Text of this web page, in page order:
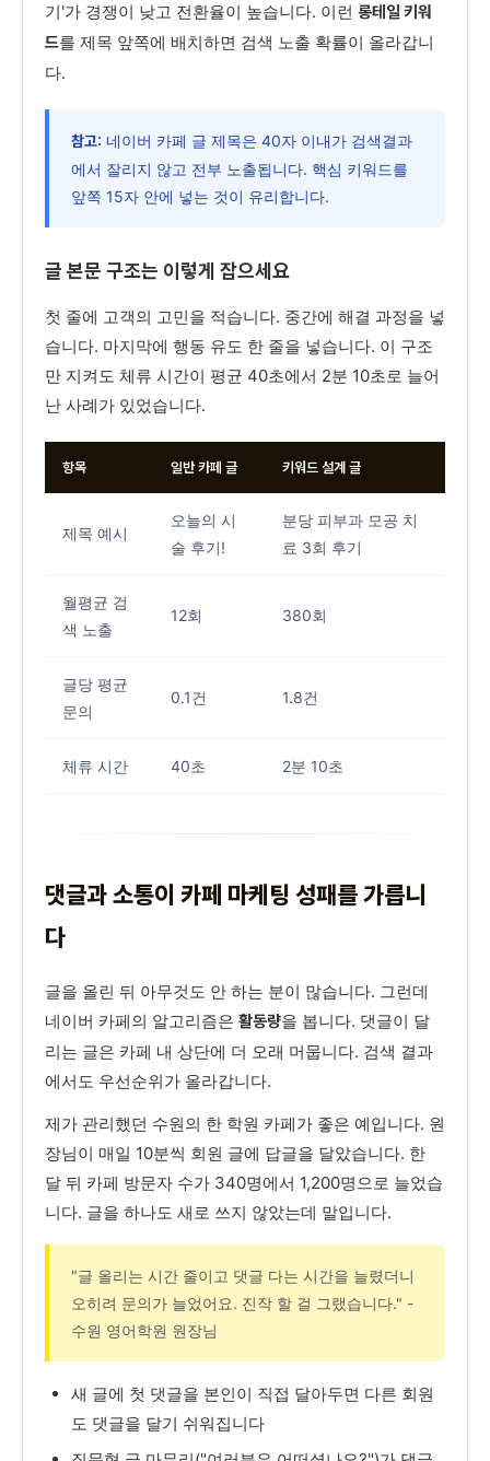
기'가 경쟁이 낮고 전환율이 높습니다. 이런 롱테일 키워
드를 제목 앞쪽에 배치하면 검색 노출 확률이 올라갑니
다.
참고: 네이버 카페 글 제목은 40자 이내가 검색결과
에서 잘리지 않고 전부 노출됩니다. 핵심 키워드를
앞쪽 15자 안에 넣는 것이 유리합니다.
글 본문 구조는 이렇게 잡으세요
첫 줄에 고객의 고민을 적습니다. 중간에 해결 과정을 넣
습니다. 마지막에 행동 유도 한 줄을 넣습니다. 이 구조
만 지켜도 체류 시간이 평균 40초에서 2분 10초로 늘어
난 사례가 있었습니다.
항목 일반 카페 글 키워드 설계 글
제목 예시
오늘의 시
술 후기!
분당 피부과 모공 치
료 3회 후기
월평균 검
색 노출
12회 380회
글당 평균
문의
0.1건 1.8건
체류 시간 40초 2분 10초
댓글과 소통이 카페 마케팅 성패를 가릅니
다
글을 올린 뒤 아무것도 안 하는 분이 많습니다. 그런데
네이버 카페의 알고리즘은 활동량을 봅니다. 댓글이 달
리는 글은 카페 내 상단에 더 오래 머뭅니다. 검색 결과
에서도 우선순위가 올라갑니다.
제가 관리했던 수원의 한 학원 카페가 좋은 예입니다. 원
장님이 매일 10분씩 회원 글에 답글을 달았습니다. 한
달 뒤 카페 방문자 수가 340명에서 1,200명으로 늘었습
니다. 글을 하나도 새로 쓰지 않았는데 말입니다.
"글 올리는 시간 줄이고 댓글 다는 시간을 늘렸더니
오히려 문의가 늘었어요. 진작 할 걸 그랬습니다." -
수원 영어학원 원장님
새 글에 첫 댓글을 본인이 직접 달아두면 다른 회원
도 댓글을 달기 쉬워집니다